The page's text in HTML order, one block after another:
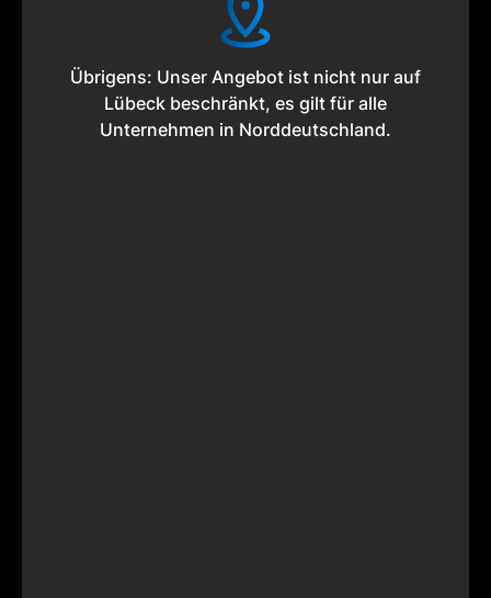
Übrigens: Unser Angebot ist nicht nur auf
Lübeck beschränkt, es gilt für alle
Unternehmen in Norddeutschland.